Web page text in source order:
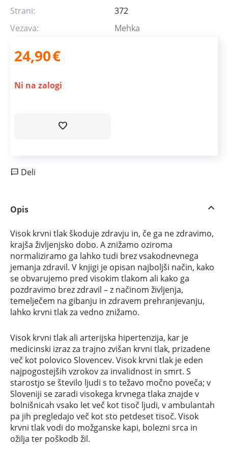
Strani:
372
Vezava:
Mehka
24,90€
Ni na zalogi
Deli
Opis
Visok krvni tlak škoduje zdravju in, če ga ne zdravimo,
krajša življenjsko dobo. A znižamo oziroma
normaliziramo ga lahko tudi brez vsakodnevnega
jemanja zdravil. V knjigi je opisan najboljši način, kako
se obvarujemo pred visokim tlakom ali kako ga
pozdravimo brez zdravil – z načinom življenja,
temelječem na gibanju in zdravem prehranjevanju,
lahko krvni tlak za vedno znižamo.
Visok krvni tlak ali arterijska hipertenzija, kar je
medicinski izraz za trajno zvišan krvni tlak, prizadene
več kot polovico Slovencev. Visok krvni tlak je eden
najpogostejših vzrokov za invalidnost in smrt. S
starostjo se število ljudi s to težavo močno poveča; v
Sloveniji se zaradi visokega krvnega tlaka znajde v
bolnišnicah vsako let več kot tisoč ljudi, v ambulantah
pa jih pregledajo več kot sto petdeset tisoč. Visok
krvni tlak vodi do možganske kapi, bolezni srca in
ožilja ter poškodb žil.